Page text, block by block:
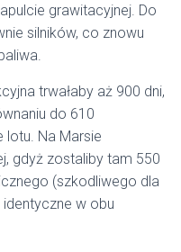
grawitacyjnej. Do
silników, co znowu
trwałaby aż 900 dni,
do 610
Na Marsie
gdyż zostaliby tam 550
(szkodliwego dla
w obu